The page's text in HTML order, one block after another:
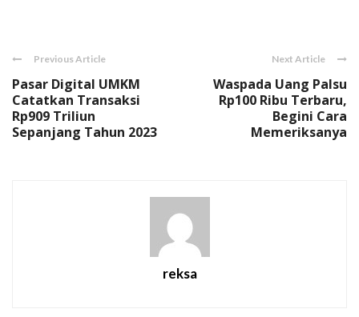
Previous Article
Pasar Digital UMKM
Catatkan Transaksi
Rp909 Triliun
Sepanjang Tahun 2023
Next Article
Waspada Uang Palsu
Rp100 Ribu Terbaru,
Begini Cara
Memeriksanya
reksa